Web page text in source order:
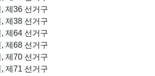
제36 선거구
제38 선거구
제64 선거구
제68 선거구
제70 선거구
제71 선거구